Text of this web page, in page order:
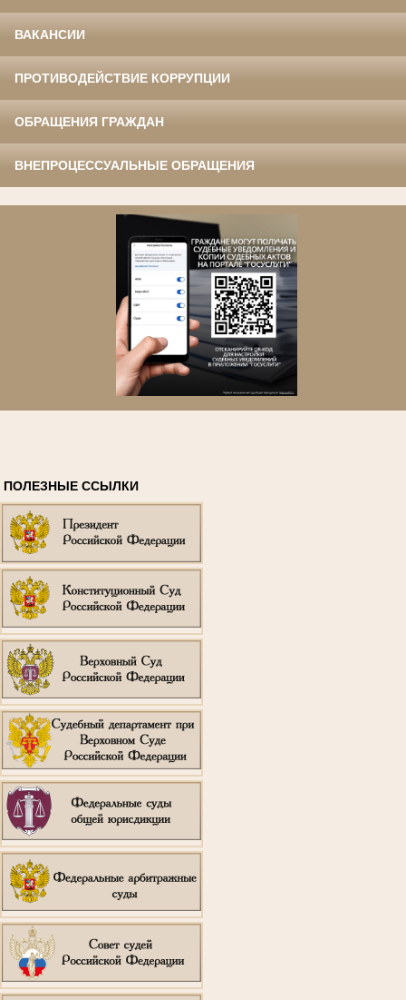
ВАКАНСИИ
ПРОТИВОДЕЙСТВИЕ КОРРУПЦИИ
ОБРАЩЕНИЯ ГРАЖДАН
ВНЕПРОЦЕССУАЛЬНЫЕ ОБРАЩЕНИЯ
ПОЛЕЗНЫЕ ССЫЛКИ